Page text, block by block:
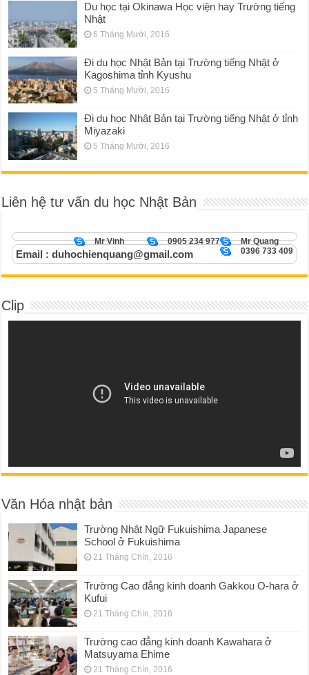
Du học tại Okinawa Học viện hay Trường tiếng
Nhật
6 Tháng Mười, 2016
Đi du học Nhật Bản tại Trường tiếng Nhật ở
Kagoshima tỉnh Kyushu
5 Tháng Mười, 2016
Đi du học Nhật Bản tại Trường tiếng Nhật ở tỉnh
Miyazaki
5 Tháng Mười, 2016
Liên hệ tư vấn du học Nhật Bản
Mr Quang
0905 234 977
Mr Vinh
0396 733 409
Email : duhochienquang@gmail.com
Clip
Văn Hóa nhật bản
Trường Nhật Ngữ Fukuishima Japanese
School ở Fukuishima
21 Tháng Chín, 2016
Trường Cao đẳng kinh doanh Gakkou O-hara ở
Kufui
21 Tháng Chín, 2016
Trường cao đẳng kinh doanh Kawahara ở
Matsuyama Ehime
21 Tháng Chín, 2016